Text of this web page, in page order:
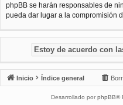
phpBB se harán responsables de
pueda dar lugar a la compromisión
Inicio Índice general
Desarrollado por phpBB®